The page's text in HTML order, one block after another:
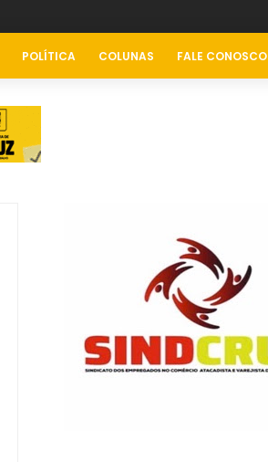
POLÍTICA COLUNAS FALE CONOSCO